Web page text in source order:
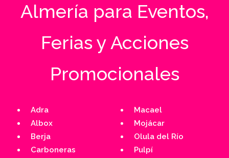
Almería para Eventos,
Ferias y Acciones
Promocionales
Adra
Albox
Berja
Carboneras
Macael
Mojácar
Olula del Río
Pulpí